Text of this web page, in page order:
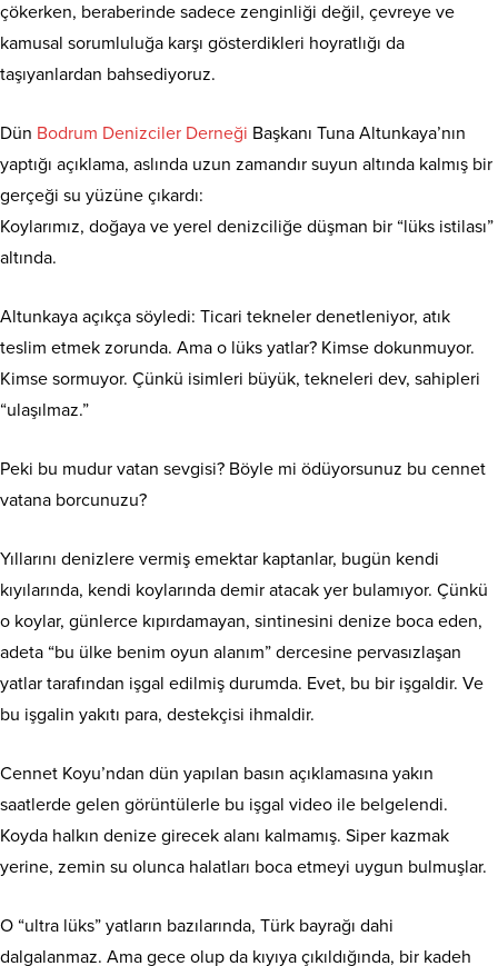
çökerken, beraberinde sadece zenginliği değil, çevreye ve
kamusal sorumluluğa karşı gösterdikleri hoyratlığı da
taşıyanlardan bahsediyoruz.
Dün Bodrum Denizciler Derneği Başkanı Tuna Altunkaya’nın
yaptığı açıklama, aslında uzun zamandır suyun altında kalmış bir
gerçeği su yüzüne çıkardı:
Koylarımız, doğaya ve yerel denizciliğe düşman bir “lüks istilası”
altında.
Altunkaya açıkça söyledi: Ticari tekneler denetleniyor, atık
teslim etmek zorunda. Ama o lüks yatlar? Kimse dokunmuyor.
Kimse sormuyor. Çünkü isimleri büyük, tekneleri dev, sahipleri
“ulaşılmaz.”
Peki bu mudur vatan sevgisi? Böyle mi ödüyorsunuz bu cennet
vatana borcunuzu?
Yıllarını denizlere vermiş emektar kaptanlar, bugün kendi
kıyılarında, kendi koylarında demir atacak yer bulamıyor. Çünkü
o koylar, günlerce kıpırdamayan, sintinesini denize boca eden,
adeta “bu ülke benim oyun alanım” dercesine pervasızlaşan
yatlar tarafından işgal edilmiş durumda. Evet, bu bir işgaldir. Ve
bu işgalin yakıtı para, destekçisi ihmaldir.
Cennet Koyu’ndan dün yapılan basın açıklamasına yakın
saatlerde gelen görüntülerle bu işgal video ile belgelendi.
Koyda halkın denize girecek alanı kalmamış. Siper kazmak
yerine, zemin su olunca halatları boca etmeyi uygun bulmuşlar.
O “ultra lüks” yatların bazılarında, Türk bayrağı dahi
dalgalanmaz. Ama gece olup da kıyıya çıkıldığında, bir kadeh